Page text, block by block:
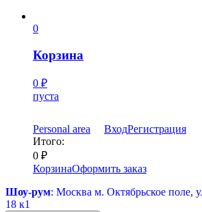
0
Корзина
0 ₽
пуста
Personal area ВходРегистрация
Итого:
0 ₽
КорзинаОформить заказ
Шоу-рум: Москва м. Октябрьское поле,
18 к1